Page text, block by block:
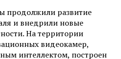
продолжили развитие
и внедрили новые
На территории
видеокамер,
интеллектом, построен